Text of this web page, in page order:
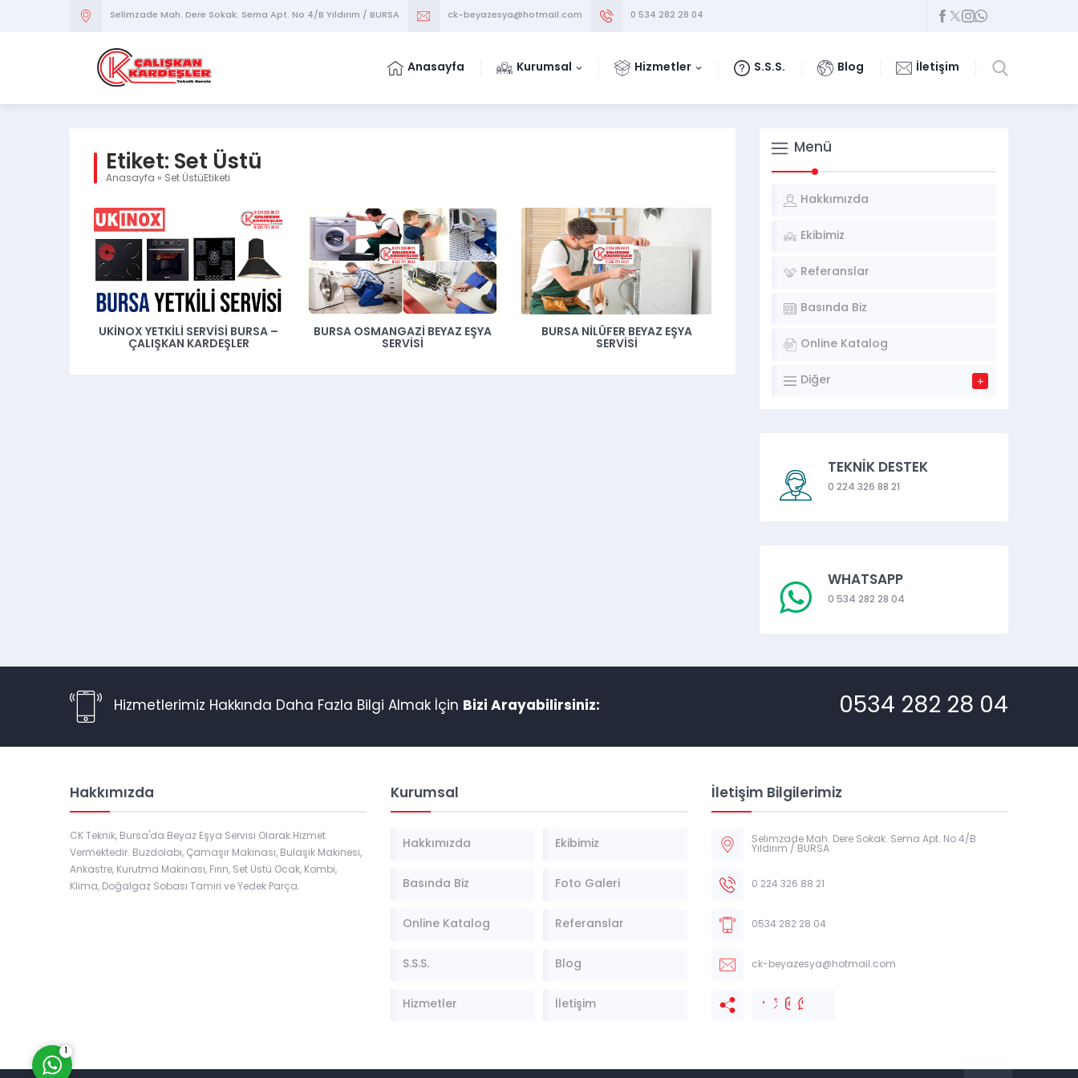
Selimzade Mah. Dere Sokak. Sema Apt. No 4/B Yıldırım / BURSA ck-beyazesya@hotmail.com 0 534 282 28 04
Anasayfa Kurumsal Hizmetler S.S.S. Blog İletişim
Etiket: Set Üstü
Anasayfa » Set ÜstüEtiketi
UKINOX YETKILI SERVISI BURSA –
ÇALIŞKAN KARDEŞLER
BURSA OSMANGAZI BEYAZ EŞYA
SERVISI
BURSA NILÜFER BEYAZ EŞYA
SERVISI
Menü
Hakkımızda
Ekibimiz
Referanslar
Basında Biz
Online Katalog
Diğer
TEKNİK DESTEK
0 224 326 88 21
WHATSAPP
0 534 282 28 04
Hizmetlerimiz Hakkında Daha Fazla Bilgi Almak İçin Bizi Arayabilirsiniz: 0534 282 28 04
Hakkımızda
CK Teknik, Bursa'da Beyaz Eşya Servisi Olarak Hizmet
Vermektedir. Buzdolabı, Çamaşır Makinası, Bulaşık Makinesi,
Ankastre, Kurutma Makinası, Fırın, Set Üstü Ocak, Kombi,
Klima, Doğalgaz Sobası Tamiri ve Yedek Parça.
Kurumsal
Hakkımızda Ekibimiz
Basında Biz Foto Galeri
Online Katalog Referanslar
S.S.S. Blog
Hizmetler İletişim
İletişim Bilgilerimiz
Selimzade Mah. Dere Sokak. Sema Apt. No 4/B
Yıldırım / BURSA
0 224 326 88 21
0534 282 28 04
ck-beyazesya@hotmail.com
Müşteri Temsilcisi